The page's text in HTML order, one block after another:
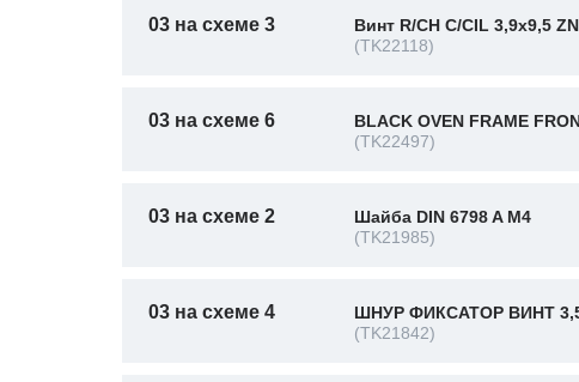
03 на схеме 3
Винт R/CH C/CIL 3,9x9,5
(TK22118)
03 на схеме 6
BLACK OVEN FRAME
(TK22497)
03 на схеме 2
Шайба DIN 6798 A M4
(TK21985)
03 на схеме 4
ШНУР ФИКСАТОР ВИНТ
(TK21842)